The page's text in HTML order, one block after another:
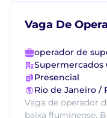
Vaga De
operador de
Supermercados
Presencial
Rio de Janeiro /
Vaga de operador
baixa fluminense.